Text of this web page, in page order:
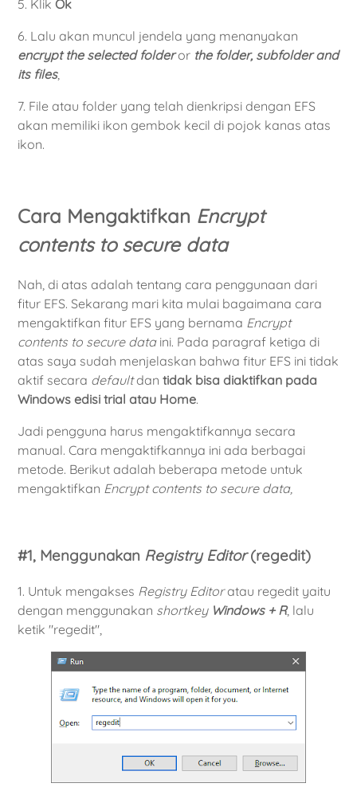
5. Klik Ok
6. Lalu akan muncul jendela yang menanyakan
encrypt the selected folderor the folder, subfolder and
its files,
7. File atau folder yang telah dienkripsi dengan EFS
akan memiliki ikon gembok kecil di pojok kanas atas
ikon.
Cara Mengaktifkan Encrypt
contents to secure data
Nah, di atas adalah tentang cara penggunaan dari
fitur EFS. Sekarang mari kita mulai bagaimana cara
mengaktifkan fitur EFS yang bernama Encrypt
contents to secure data ini. Pada paragraf ketiga di
atas saya sudah menjelaskan bahwa fitur EFS ini tidak
aktif secara defaultdan tidak bisa diaktifkan pada
Windows edisi trial atau Home.
Jadi pengguna harus mengaktifkannya secara
manual. Cara mengaktifkannya ini ada berbagai
metode. Berikut adalah beberapa metode untuk
mengaktifkan Encrypt contents to secure data,
#1, Menggunakan Registry Editor(regedit)
1. Untuk mengakses Registry Editoratau regedit yaitu
dengan menggunakan shortkey Windows + R, lalu
ketik "regedit",